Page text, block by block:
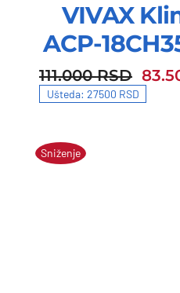
VIVAX
ACP-
111.000RSD
111.000 RSD.
83.500 RSD.
Ušteda: 27500 RSD
Sniženje